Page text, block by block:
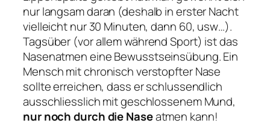
nur langsam daran (deshalb in erster Nacht
vielleicht nur 30 Minuten, dann 60, usw…).
Tagsüber (vor allem während Sport) ist das
Nasenatmen eine Bewusstseinsübung. Ein
Mensch mit chronisch verstopfter Nase
sollte erreichen, dass er schlussendlich
ausschliesslich mit geschlossenem Mund,
nur noch durch die Naseatmen kann!